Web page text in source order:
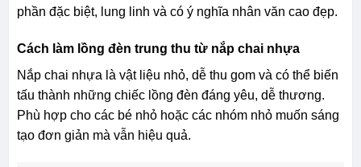
phần đặc biệt, lung linh và có ý nghĩa nhân văn cao đẹp.
Cách làm lồng đèn trung thu từ nắp chai nhựa
Nắp chai nhựa là vật liệu nhỏ, dễ thu gom và có thể biến
tấu thành những chiếc lồng đèn đáng yêu, dễ thương.
Phù hợp cho các bé nhỏ hoặc các nhóm nhỏ muốn sáng
tạo đơn giản mà vẫn hiệu quả.